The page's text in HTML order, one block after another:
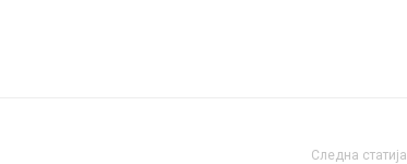
Следна статија